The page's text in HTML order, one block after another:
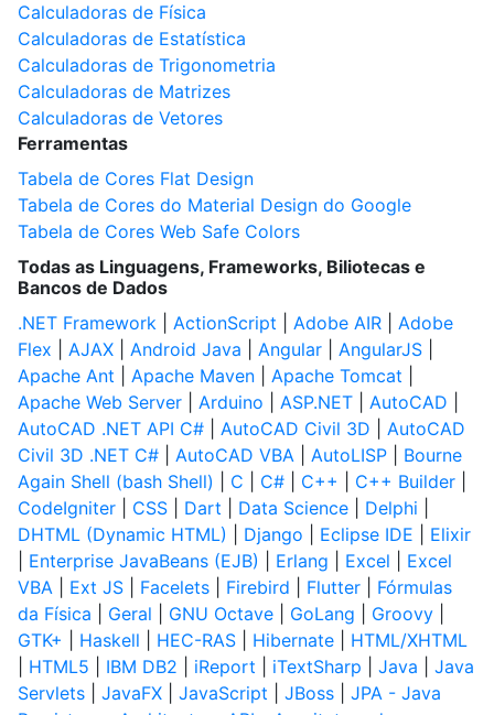
Calculadoras de Física
Calculadoras de Estatística
Calculadoras de Trigonometria
Calculadoras de Matrizes
Calculadoras de Vetores
Ferramentas
Tabela de Cores Flat Design
Tabela de Cores do Material Design do Google
Tabela de Cores Web Safe Colors
Todas as Linguagens, Frameworks, Biliotecas e
Bancos de Dados
.NET Framework
ActionScript Adobe AIR
Adobe
Flex
AJAX Android Java Angular AngularJS
Apache Ant
Apache Maven Apache Tomcat
Apache Web Server
Arduino ASP.NET AutoCAD
AutoCAD .NET API C#
AutoCAD Civil 3D
AutoCAD
Civil 3D .NET C#
AutoCAD VBA AutoLISP
Bourne
Again Shell (bash Shell)
C C# C++ C++ Builder
CodeIgniter
CSS Dart Data Science Delphi
DHTML (Dynamic HTML)
Django Eclipse IDE
Elixir
Enterprise JavaBeans (EJB) Erlang Excel
Excel
VBA
Ext JS Facelets Firebird Flutter
Fórmulas
da Física
Geral GNU Octave GoLang Groovy
GTK+
Haskell HEC-RAS Hibernate
HTML/XHTML
HTML5 IBM DB2 iReport iTextSharp Java
Java
Servlets
JavaFX JavaScript JBoss
JPA - Java